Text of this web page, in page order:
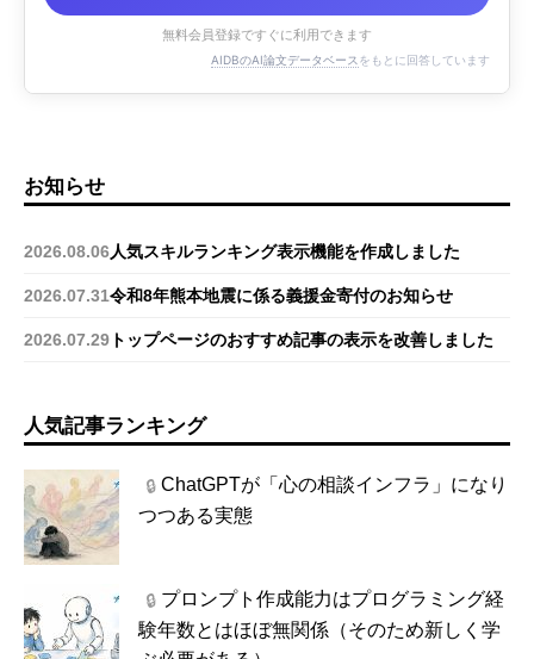
無料会員登録ですぐに利用できます
AIDBのAI論文データベース をもとに回答しています
お知らせ
2026.08.06人気スキルランキング表示機能を作成しました
2026.07.31令和8年熊本地震に係る義援金寄付のお知らせ
2026.07.29 トップページのおすすめ記事の表示を改善しました
人気記事ランキング
🔒ChatGPTが「心の相談インフラ」になり
つつある実態
🔒プロンプト作成能力はプログラミング経
験年数とはほぼ無関係（そのため新しく学